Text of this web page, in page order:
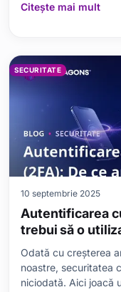
date, cauzele
Citește mai mult
SECURITATE
10 septembrie 2025
Autentificarea
trebui să o
Odată cu creșterea
noastre, securitatea
niciodată. Aici joacă